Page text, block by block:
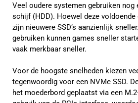
Veel oudere systemen gebruiken nog
schijf (HDD). Hoewel deze
zijn nieuwere SSD’s aanzienlijk
gebruiken kunnen games sneller
vaak merkbaar sneller.
Voor de hoogste snelheden kiezen
tegenwoordig voor een NVMe SSD.
het moederbord geplaatst via een